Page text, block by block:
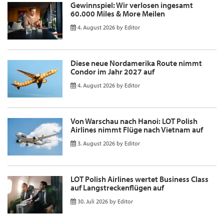
Gewinnspiel: Wir verlosen ingesamt
60.000 Miles & More Meilen
4. August 2026 by Editor
Diese neue Nordamerika Route nimmt
Condor im Jahr 2027 auf
4. August 2026 by Editor
Von Warschau nach Hanoi: LOT Polish
Airlines nimmt Flüge nach Vietnam auf
3. August 2026 by Editor
LOT Polish Airlines wertet Business Class
auf Langstreckenflügen auf
30. Juli 2026 by Editor